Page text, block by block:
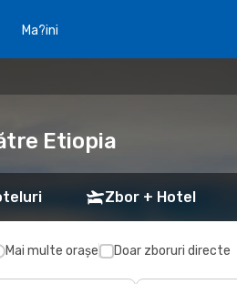
Ma?ini
Etiopia
Zbor + Hotel
Mai multe orașe Doar zboruri directe